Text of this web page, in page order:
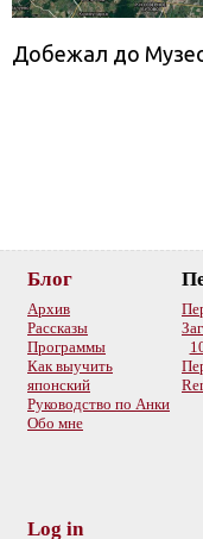
Добежал до
Блог
Архив
Рассказы
Программы
Как выучить
японский
Руководство по Анки
Обо мне
Log in